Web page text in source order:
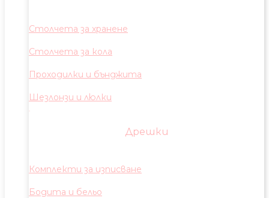
Столчета за хранене
Столчета за кола
Проходилки и бънджита
Шезлонзи и люлки
Дрешки
Комплекти за изписване
Бодита и бельо